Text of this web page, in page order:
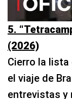
5.
(2026)
Cierro la
el viaje de
entrevistas y